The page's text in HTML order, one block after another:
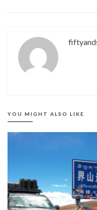
YOU MIGHT ALSO LIKE